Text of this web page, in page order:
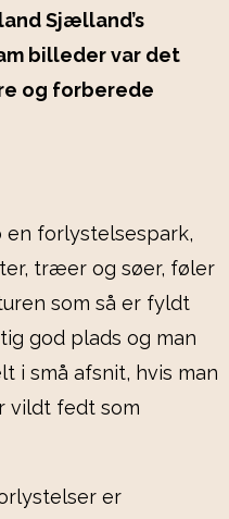
Sjælland’s
billeder var det
og forberede
forlystelsespark,
træer og søer, føler
som så er fyldt
god plads og man
i små afsnit, hvis man
vildt fedt som
er